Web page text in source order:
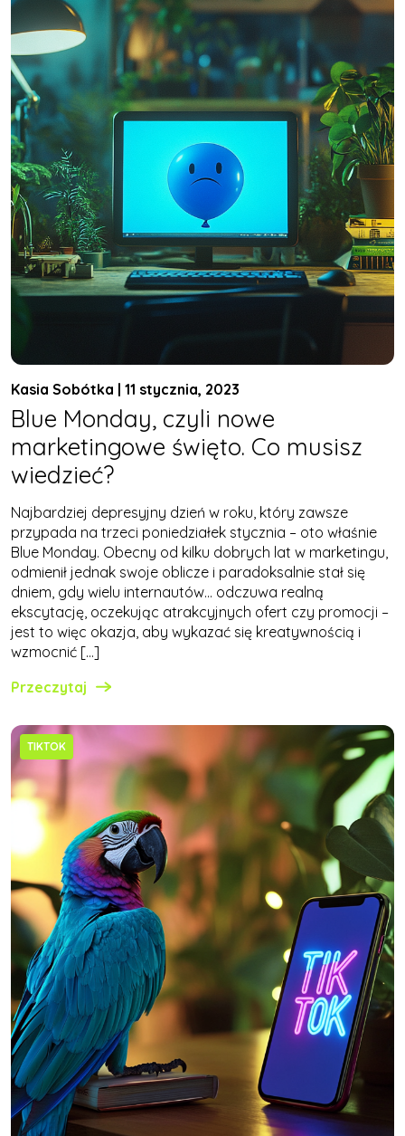
Kasia Sobótka | 11 stycznia, 2023
Blue Monday, czyli nowe
marketingowe święto. Co musisz
wiedzieć?
Najbardziej depresyjny dzień w roku, który zawsze
przypada na trzeci poniedziałek stycznia – oto właśnie
Blue Monday. Obecny od kilku dobrych lat w marketingu,
odmienił jednak swoje oblicze i paradoksalnie stał się
dniem, gdy wielu internautów… odczuwa realną
ekscytację, oczekując atrakcyjnych ofert czy promocji –
jest to więc okazja, aby wykazać się kreatywnością i
wzmocnić […]
Przeczytaj
TIKTOK